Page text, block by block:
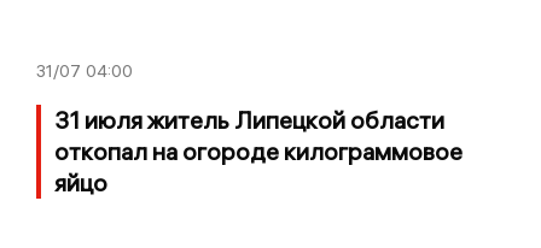
31/07 04:00
31 июля житель Липецкой области
откопал на огороде килограммовое
яйцо